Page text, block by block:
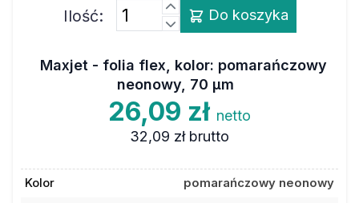
Ilość: Do koszyka
Maxjet - folia flex, kolor: pomarańczowy
neonowy, 70 µm
26,09 zł netto
32,09 zł brutto
Kolor
pomarańczowy neonowy